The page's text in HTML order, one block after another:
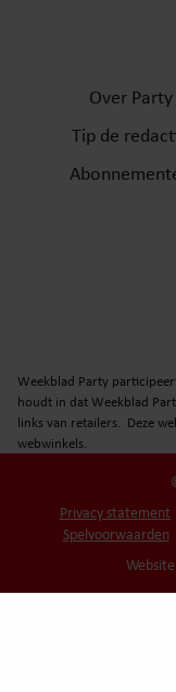
Over Party
Tip de
Weekblad Party
houdt in dat Weekblad
links van retailers. Deze
webwinkels.
Privacy statement
Spelvoorwaarden